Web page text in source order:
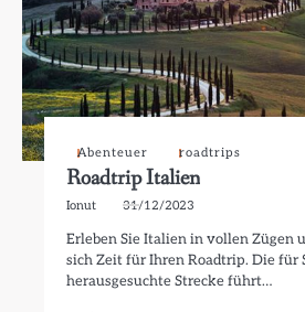
Abenteuer roadtrips
Roadtrip Italien
Ionut 31/12/2023
Erleben Sie Italien in vollen Zügen
sich Zeit für Ihren Roadtrip. Die für
herausgesuchte Strecke führt…